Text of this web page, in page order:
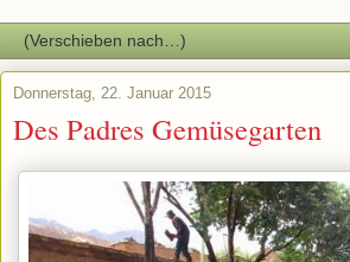
Donnerstag, 22. Januar 2015
Des Padres Gemüsegarten